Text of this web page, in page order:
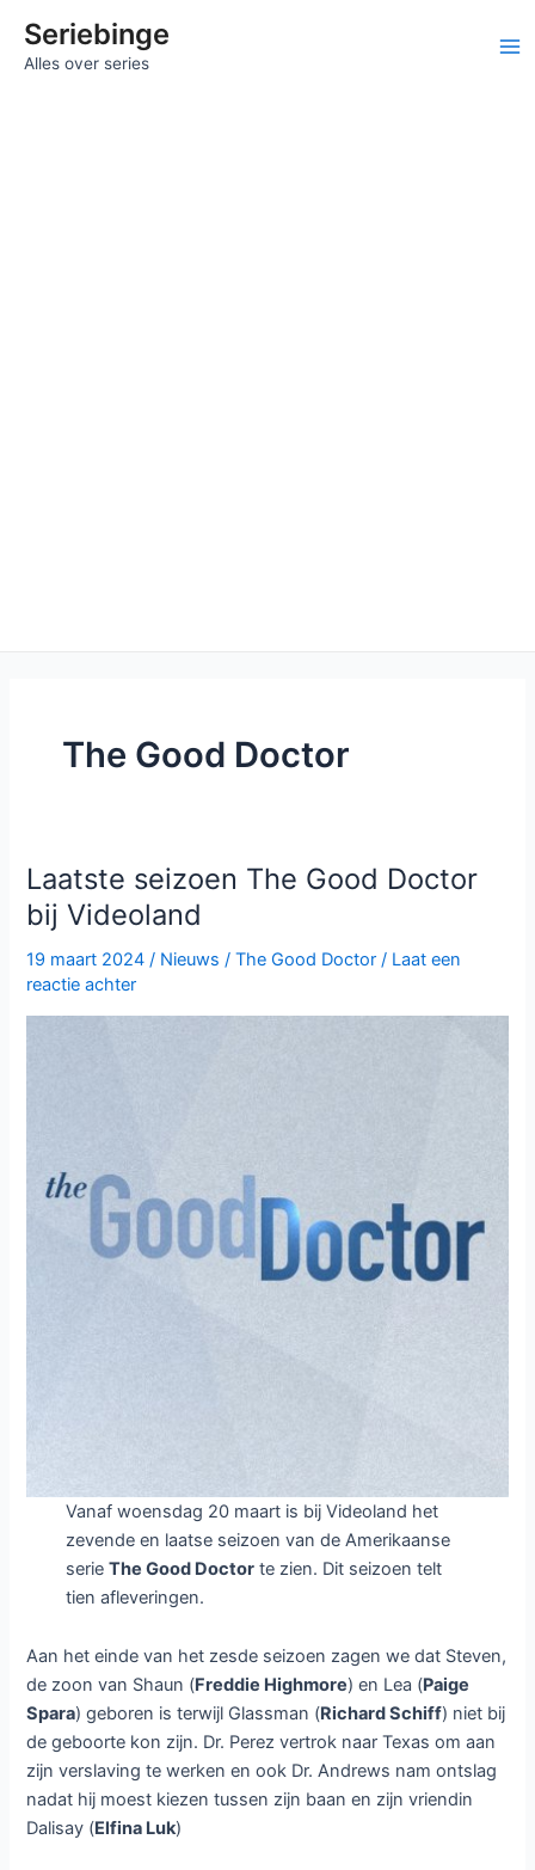
naarSeriebinge
Alles over series
The Good Doctor
Laatste seizoen The Good Doctor
bij Videoland
19 maart 2024/ Nieuws /The Good Doctor / Laat een
reactie achter
Vanaf woensdag 20 maart is bij Videoland het
zevende en laatse seizoen van de Amerikaanse
serie The Good Doctorte zien. Dit seizoen telt
tien afleveringen.
Aan het einde van het zesde seizoen zagen we dat Steven,
de zoon van Shaun (Freddie Highmore) en Lea (Paige
Spara) geboren is terwijl Glassman (Richard Schiff) niet bij
de geboorte kon zijn. Dr. Perez vertrok naar Texas om aan
zijn verslaving te werken en ook Dr. Andrews nam ontslag
nadat hij moest kiezen tussen zijn baan en zijn vriendin
Dalisay (Elfina Luk)